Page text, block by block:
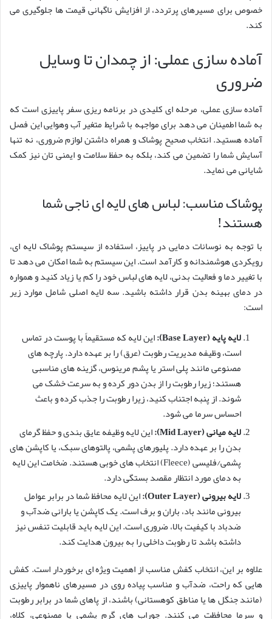
خصوص برای مسیرهای پرتردد، از افزایش ناگهانی قیمت ها جلوگیری می
کند.
آماده سازی عملی: از چمدان تا وسایل
ضروری
آماده سازی عملی، مرحله ای کلیدی در برنامه ریزی سفر پاییزی است که
به شما اطمینان می دهد برای مواجهه با شرایط متغیر آب وهوایی این فصل
آماده هستید. انتخاب صحیح پوشاک و همراه داشتن لوازم ضروری، نه تنها
آسایش شما را تضمین می کند، بلکه به حفظ سلامت و ایمنی تان نیز کمک
شایانی می نماید.
پوشاک مناسب: لباس های لایه ای ناجی شما
هستند!
با توجه به نوسانات دمایی در پاییز، استفاده از سیستم پوشاک لایه ای،
رویکردی هوشمندانه و کارآمد است. این سیستم به شما امکان می دهد تا
با تغییر دما و فعالیت بدنی، لایه های لباس خود را کم یا زیاد کنید و همواره
در دمای بهینه بدن قرار داشته باشید. سه لایه اصلی شامل موارد زیر
است:
لایه پایه (Base Layer):
این لایه که مستقیماً با پوست در تماس
است، وظیفه مدیریت رطوبت (عرق) را بر عهده دارد. پارچه های
مصنوعی مانند پلی استر یا پشم مرینوس، گزینه های مناسبی
هستند؛ زیرا رطوبت را از بدن دور کرده و به سرعت خشک می
شوند. از پنبه اجتناب کنید، زیرا رطوبت را جذب کرده و باعث
احساس سرما می شود.
لایه میانی (Mid Layer):
این لایه وظیفه عایق بندی و حفظ گرمای
بدن را بر عهده دارد. پلیورهای پشمی، پالتوهای سبک، یا کاپشن های
پشمی/فلیسی (Fleece) انتخاب های خوبی هستند. ضخامت این لایه
به دمای مورد انتظار مقصد بستگی دارد.
لایه بیرونی (Outer Layer):
این لایه محافظ شما در برابر عوامل
بیرونی مانند باد، باران و برف است. یک کاپشن یا بارانی ضدآب و
ضدباد با کیفیت بالا، ضروری است. این لایه باید قابلیت تنفس نیز
داشته باشد تا رطوبت داخلی را به بیرون هدایت کند.
علاوه بر این، انتخاب کفش مناسب از اهمیت ویژه ای برخوردار است. کفش
هایی که راحت، ضدآب و مناسب پیاده روی در مسیرهای ناهموار پاییزی
(مانند جنگل ها یا مناطق کوهستانی) باشند، از پاهای شما در برابر رطوبت
و سرما محافظت می کنند. جوراب های گرم پشمی یا مصنوعی، کلاه،